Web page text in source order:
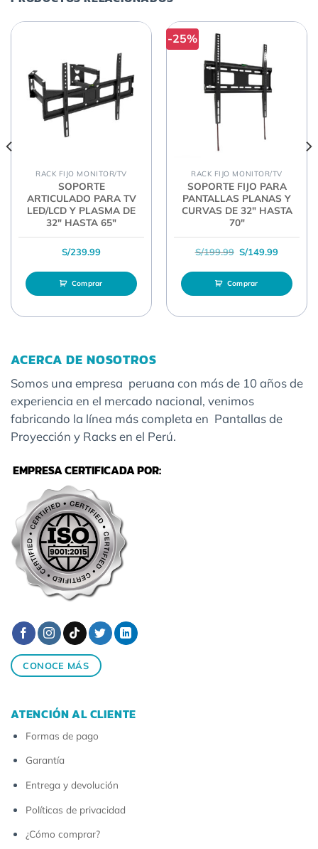
RACK FIJO MONITOR/TV
SOPORTE
ARTICULADO PARA TV
LED/LCD Y PLASMA DE
32″ HASTA 65″
S/239.99
Comprar
-25%
RACK FIJO MONITOR/TV
SOPORTE FIJO PARA
PANTALLAS PLANAS Y
CURVAS DE 32″ HASTA
70″
S/199.99 El precio original
S/149.99El
Comprar
ACERCA DE NOSOTROS
Somos una empresa peruana con más de 10 años de
experiencia en el mercado nacional, venimos
fabricando la línea más completa en Pantallas de
Proyección y Racks en el Perú.
EMPRESA CERTIFICADA POR:
CONOCE MÁS
ATENCIÓN AL CLIENTE
Formas de pago
Garantía
Entrega y devolución
Políticas de privacidad
¿Cómo comprar?